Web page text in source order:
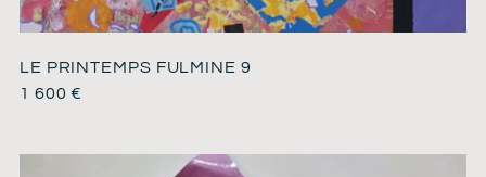
LE PRINTEMPS FULMINE 9
1 600€